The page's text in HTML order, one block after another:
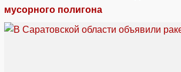
мусорного полигона